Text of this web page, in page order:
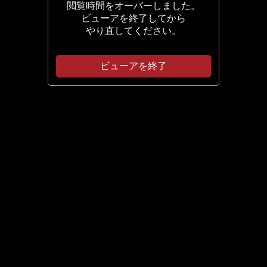
閲覧時間をオーバーしました。
ビューアを終了してから
やり直してください。
ビューアを終了